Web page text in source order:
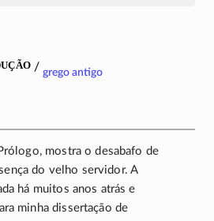
/ grego antigo
mostra o desabafo de
do velho servidor. A
há muitos anos atrás e
minha dissertação de